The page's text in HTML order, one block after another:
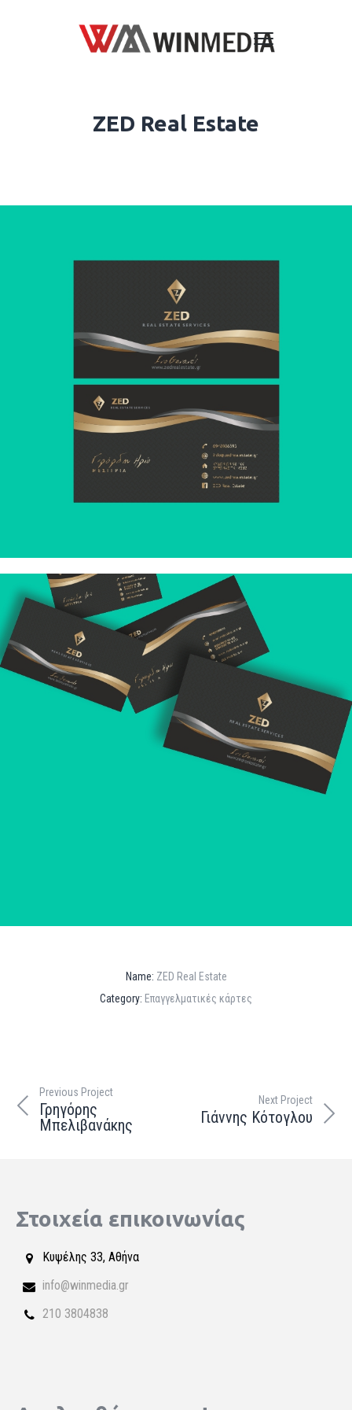
ZED Real Estate
Name: ZED Real Estate
Category: Επαγγελματικές κάρτες
Next Project
Γιάννης Κότογλου
Previous Project
Γρηγόρης
Μπελιβανάκης
Στοιχεία επικοινωνίας
Κυψέλης 33, Αθήνα
info@winmedia.gr
210 3804838